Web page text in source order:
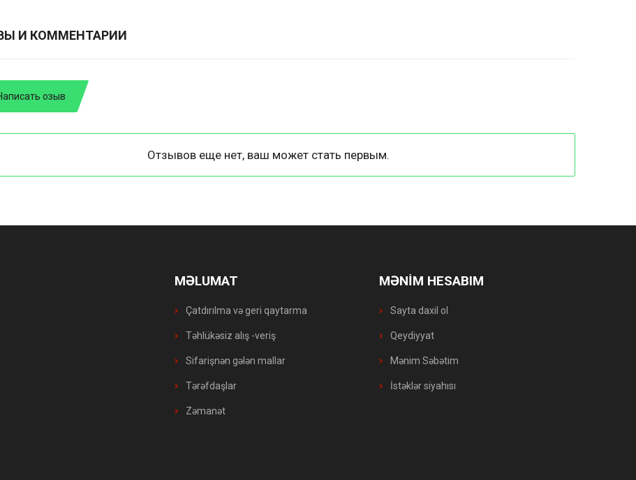
И КОММЕНТАРИИ
озыв
Отзывов еще нет, ваш может стать первым.
MƏLUMAT
Çatdırılma və geri qaytarma
Təhlükəsiz alış -veriş
Sifarişnən gələn mallar
Tərəfdaşlar
Zəmanət
MƏNİM HESABIM
Sayta daxil ol
Qeydiyyat
Mənim Səbətim
İstəklər siyahısı